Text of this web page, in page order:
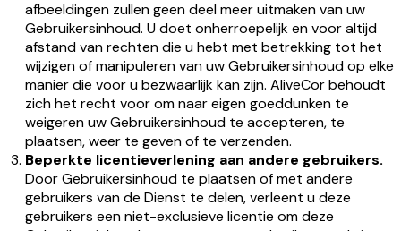
afbeeldingen zullen geen deel meer uitmaken van uw
Gebruikersinhoud. U doet onherroepelijk en voor altijd
afstand van rechten die u hebt met betrekking tot het
wijzigen of manipuleren van uw Gebruikersinhoud op elke
manier die voor u bezwaarlijk kan zijn. AliveCor behoudt
zich het recht voor om naar eigen goeddunken te
weigeren uw Gebruikersinhoud te accepteren, te
plaatsen, weer te geven of te verzenden.
Beperkte licentieverlening aan andere gebruikers.
Door Gebruikersinhoud te plaatsen of met andere
gebruikers van de Dienst te delen, verleent u deze
gebruikers een niet-exclusieve licentie om deze